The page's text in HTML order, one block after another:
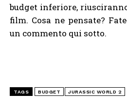
budget inferiore,
film. Cosa ne pensate?
un commento qui sotto.
TAGS BUDGET JURASSIC WORLD 2